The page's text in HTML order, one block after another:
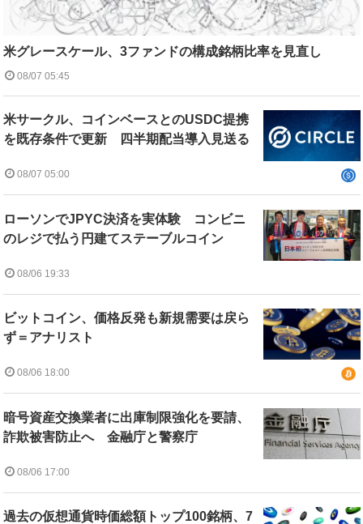
米グレースケール、3ファンドの構成銘柄比率を見直し
08/07 05:45
米サークル、コインベースとのUSDC提携
を既存条件で更新 四半期配当導入見送る
08/07 05:00
ローソンでJPYC決済を実体験 コンビニ
のレジで払う円建てステーブルコイン
08/06 19:33
ビットコイン、価格反発も新規需要は戻ら
ず＝アナリスト
08/06 18:00
暗号資産交換業者に出庫制限強化を要請、
詐欺被害防止へ 金融庁と警察庁
08/06 17:00
過去の仮想通貨時価総額トップ100銘柄、7